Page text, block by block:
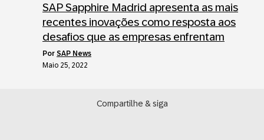
SAP Sapphire Madrid apresenta as mais
recentes inovações como resposta aos
desafios que as empresas enfrentam
por SAP News
Maio 25, 2022
Compartilhe & siga